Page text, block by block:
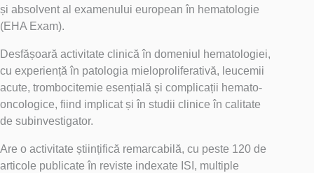
și absolvent al examenului european în hematologie
(EHA Exam).
Desfășoară activitate clinică în domeniul hematologiei,
cu experiență în patologia mieloproliferativă, leucemii
acute, trombocitemie esențială și complicații hemato-
oncologice, fiind implicat și în studii clinice în calitate
de subinvestigator.
Are o activitate științifică remarcabilă, cu peste 120 de
articole publicate în reviste indexate ISI, multiple